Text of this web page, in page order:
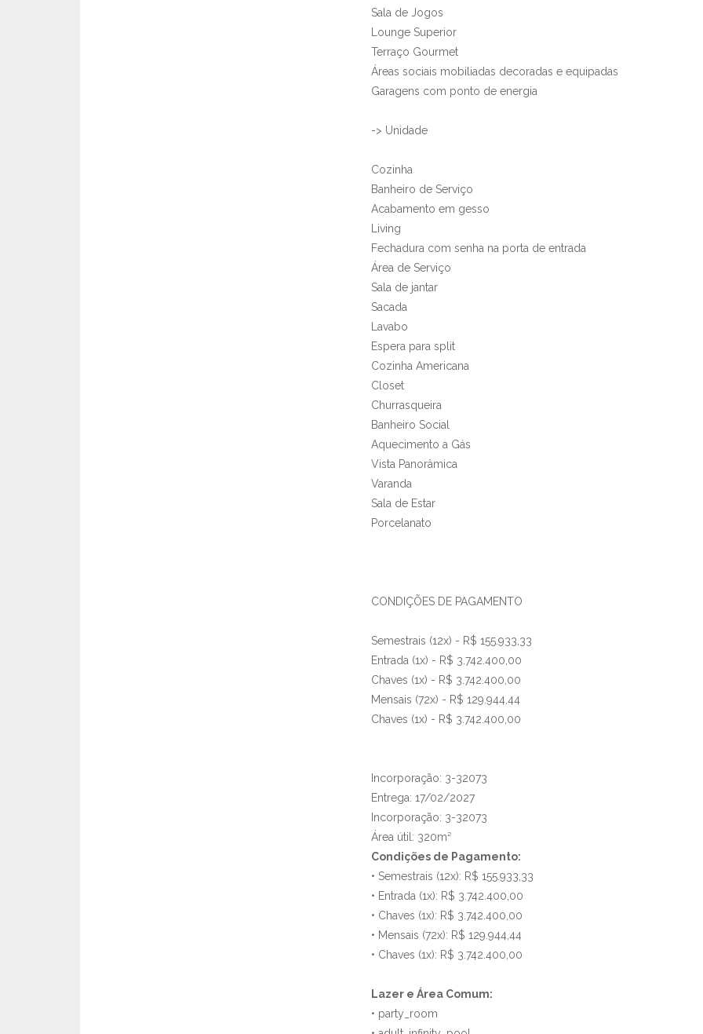
Sala de Jogos
Lounge Superior
Terraço Gourmet
Áreas sociais mobiliadas decoradas e equipadas
Garagens com ponto de energia
-> Unidade
Cozinha
Banheiro de Serviço
Acabamento em gesso
Living
Fechadura com senha na porta de entrada
Área de Serviço
Sala de jantar
Sacada
Lavabo
Espera para split
Cozinha Americana
Closet
Churrasqueira
Banheiro Social
Aquecimento a Gás
Vista Panorâmica
Varanda
Sala de Estar
Porcelanato
CONDIÇÕES DE PAGAMENTO
Semestrais (12x) - R$ 155.933,33
Entrada (1x) - R$ 3.742.400,00
Chaves (1x) - R$ 3.742.400,00
Mensais (72x) - R$ 129.944,44
Chaves (1x) - R$ 3.742.400,00
Incorporação: 3-32073
Entrega: 17/02/2027
Incorporação: 3-32073
Área útil: 320m²
Condições de Pagamento:
• Semestrais (12x): R$ 155.933,33
• Entrada (1x): R$ 3.742.400,00
• Chaves (1x): R$ 3.742.400,00
• Mensais (72x): R$ 129.944,44
• Chaves (1x): R$ 3.742.400,00
Lazer e Área Comum:
• party_room